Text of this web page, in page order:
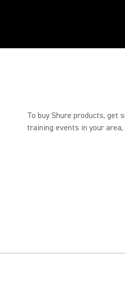
To buy Shure products, get
training events in your